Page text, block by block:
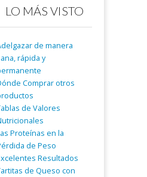
LO MÁS VISTO
de manera
rápida y
Comprar otros
de Valores
Proteínas en la
de Peso
Resultados
de Queso con